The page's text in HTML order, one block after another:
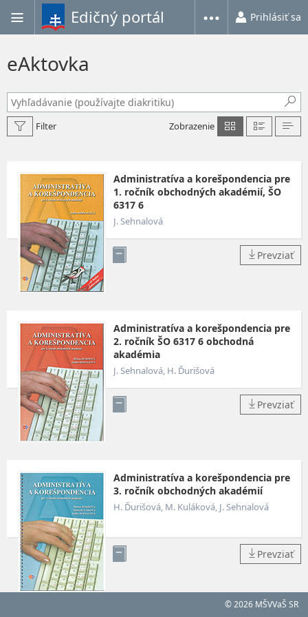
Edičný portál Prihlásiť sa
eAktovka
Filter Zobrazenie
Administratíva a korešpondencia pre
1. ročník obchodných akadémií, ŠO
6317 6
J. Sehnalová
Prevziať
Administratíva a korešpondencia pre
2. ročník ŠO 6317 6 obchodná
akadémia
J. Sehnalová, H. Ďurišová
Prevziať
Administratíva a korešpondencia pre
3. ročník obchodných akadémií
H. Ďurišová, M. Kuláková, J. Sehnalová
Prevziať
© 2026 MŠVVaŠ SR